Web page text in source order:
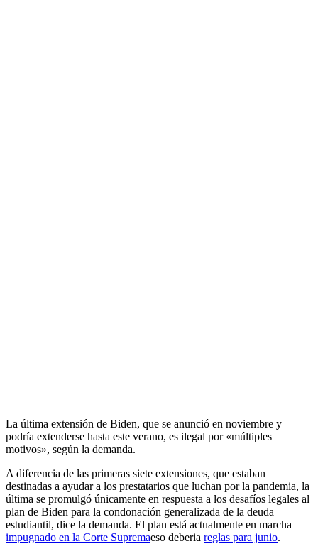
La última extensión de Biden, que se anunció en noviembre y
podría extenderse hasta este verano, es ilegal por «múltiples
motivos», según la demanda.
A diferencia de las primeras siete extensiones, que estaban
destinadas a ayudar a los prestatarios que luchan por la pandemia, la
última se promulgó únicamente en respuesta a los desafíos legales al
plan de Biden para la condonación generalizada de la deuda
estudiantil, dice la demanda. El plan está actualmente en marcha
impugnado en la Corte Supremaeso deberia reglas para junio.